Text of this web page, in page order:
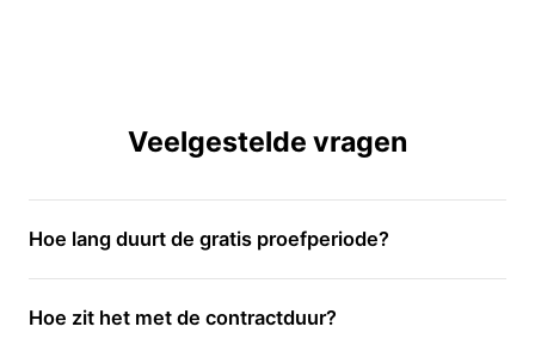
Veelgestelde vragen
Hoe lang duurt de gratis proefperiode?
Hoe zit het met de contractduur?